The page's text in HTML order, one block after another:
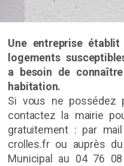
Une entreprise
logements
a besoin de
habitation.
Si vous ne possédez
contactez la mairie
gratuitement : par mail
crolles.fr ou auprès
Municipal au 04 76